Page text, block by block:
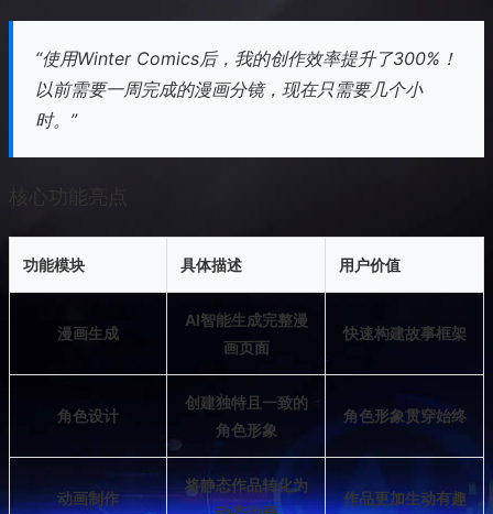
“使用Winter Comics后，我的创作效率提升了300%！
以前需要一周完成的漫画分镜，现在只需要几个小
时。”
功能模块 具体描述 用户价值
漫画生成
AI智能生成完整漫
画页面
快速构建故事框架
角色设计
创建独特且一致的
角色形象
角色形象贯穿始终
动画制作
将静态作品转化为
作品更加生动有趣